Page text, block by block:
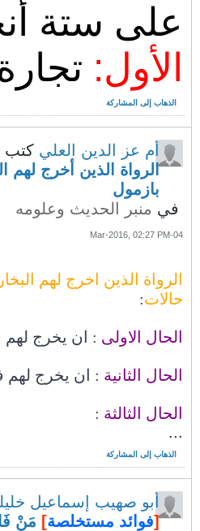
على ستة
الأول:
الذهاب إلى المشاركة
أم عز الدين العلي كتب
الرواة الذين أخرج لهم
بازمول
في منبر الحديث وعلومه
04-Mar-2016, 02:27 PM
الرواة الذين اخرج لهم
حالات:
الحال الاولى : ان يخرج
الحال الثانية : ان يخرج لهم
الحال الثالثة :
...
الذهاب إلى المشاركة
أبو صهيب إسماعيل
[فوائد مستخلصة] مَنْ